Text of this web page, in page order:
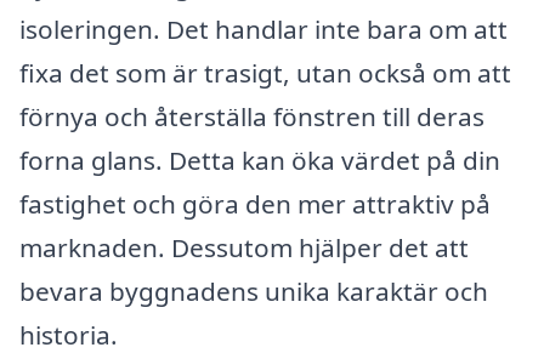
isoleringen. Det handlar inte bara om att
fixa det som är trasigt, utan också om att
förnya och återställa fönstren till deras
forna glans. Detta kan öka värdet på din
fastighet och göra den mer attraktiv på
marknaden. Dessutom hjälper det att
bevara byggnadens unika karaktär och
historia.